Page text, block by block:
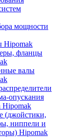
мощности
фланцы
валы
опускания
Hipomak
(джойстики,
ниппели и
Hipomak